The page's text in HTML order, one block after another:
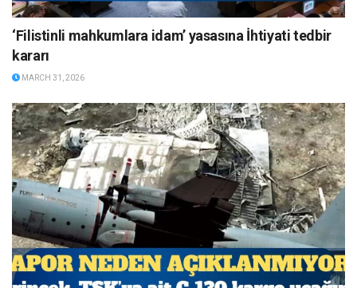
‘Filistinli mahkumlara idam’ yasasına İhtiyati tedbir
kararı
MARCH 31, 2026